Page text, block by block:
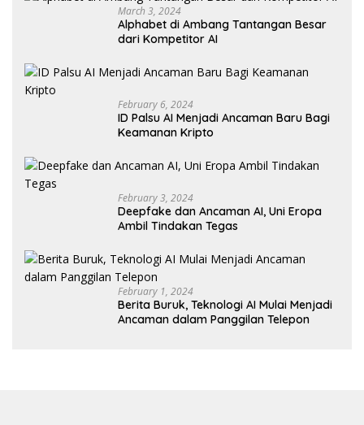
March 3, 2024
Alphabet di Ambang Tantangan Besar
dari Kompetitor AI
February 6, 2024
ID Palsu AI Menjadi Ancaman Baru Bagi
Keamanan Kripto
February 3, 2024
Deepfake dan Ancaman AI, Uni Eropa
Ambil Tindakan Tegas
February 1, 2024
Berita Buruk, Teknologi AI Mulai Menjadi
Ancaman dalam Panggilan Telepon